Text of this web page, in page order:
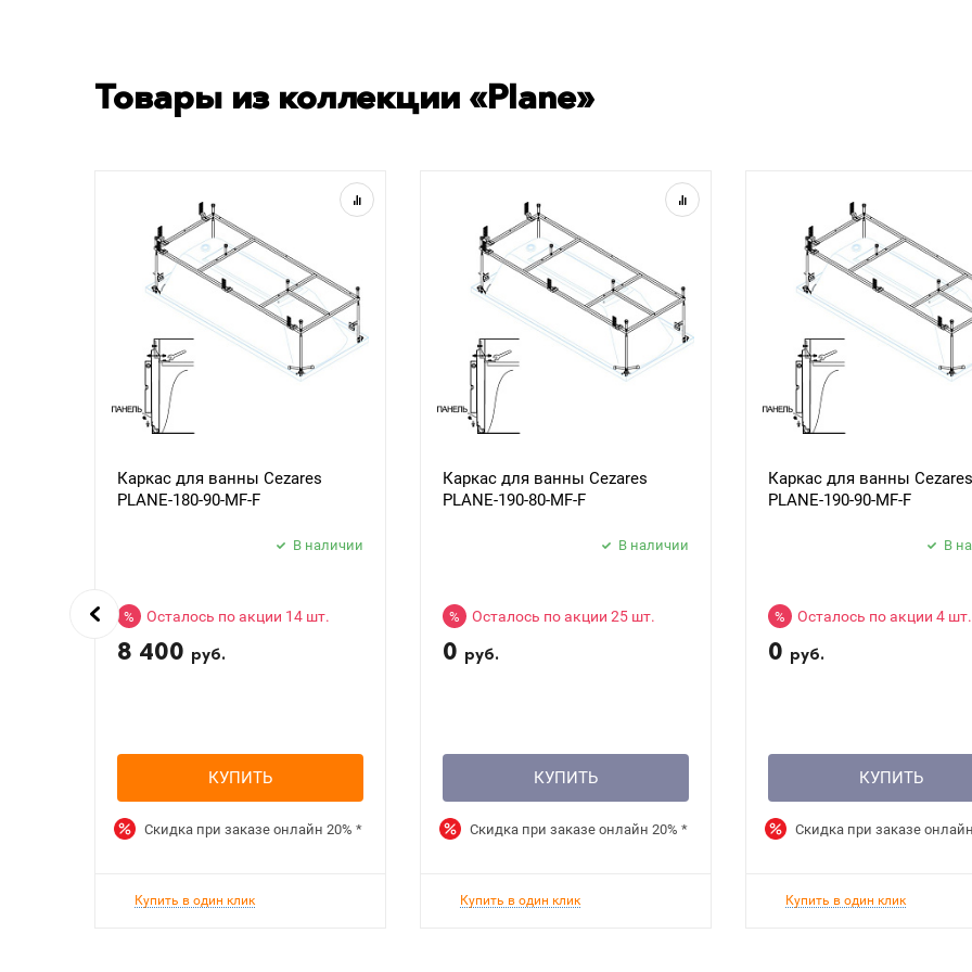
Товары из коллекции «Plane»
Каркас для ванны Cezares
PLANE-180-90-MF-F
В наличии
% Осталось по акции 14 шт.
8 400 руб.
КУПИТЬ
Скидка при заказе онлайн 20% *
Купить в один клик
Каркас для ванны Cezares
PLANE-190-80-MF-F
В наличии
% Осталось по акции 25 шт.
0 руб.
КУПИТЬ
Скидка при заказе онлайн 20% *
Купить в один клик
Каркас для ванны Cezares
PLANE-190-90-MF-F
В
% Осталось по акции 4 шт.
0 руб.
КУПИТЬ
Скидка при заказе
Купить в один клик